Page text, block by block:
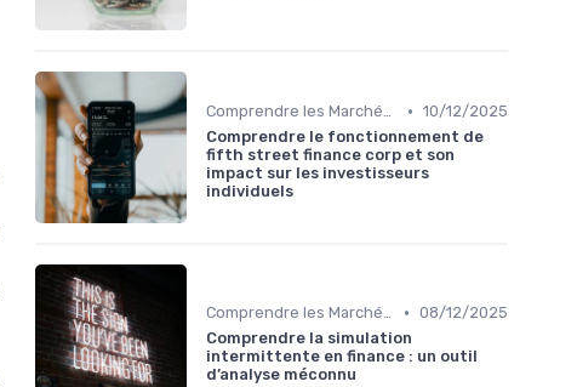
Comprendre les Marchés Financiers • 10/12/2025
Comprendre le fonctionnement de
fifth street finance corp et son
impact sur les investisseurs
individuels
Comprendre les Marchés Financiers • 08/12/2025
Comprendre la simulation
intermittente en finance : un outil
d’analyse méconnu